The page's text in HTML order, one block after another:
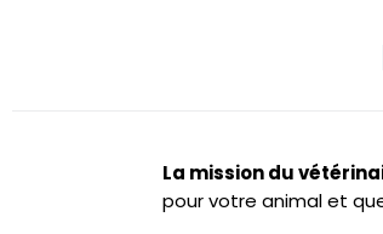
La mission du
pour votre animal et